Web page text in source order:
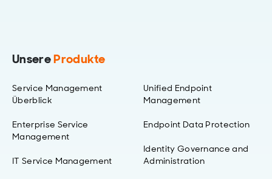
UnsereProdukte
Service Management
Überblick
Enterprise Service
Management
IT Service Management
Unified Endpoint
Management
Endpoint Data Protection
Identity Governance and
Administration